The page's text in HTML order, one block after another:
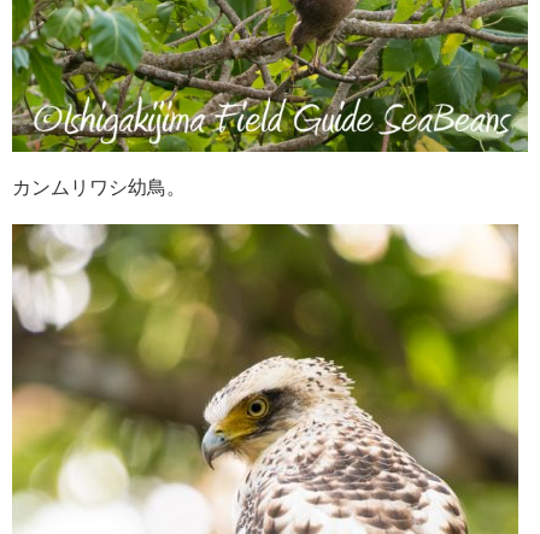
カンムリワシ幼鳥。